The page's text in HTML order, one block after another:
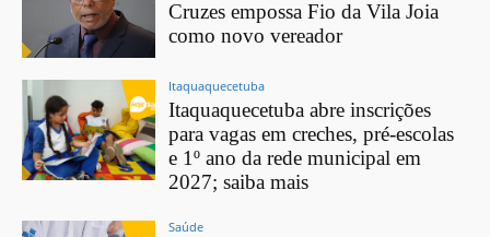
Cruzes empossa Fio da Vila Joia
como novo vereador
Itaquaquecetuba
Itaquaquecetuba abre inscrições
para vagas em creches, pré-escolas
e 1º ano da rede municipal em
2027; saiba mais
Saúde